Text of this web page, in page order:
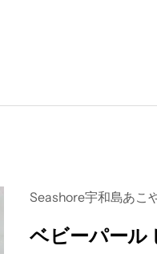
Seashore宇和島あこ
ベビーパール